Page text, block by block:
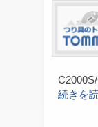
続きを